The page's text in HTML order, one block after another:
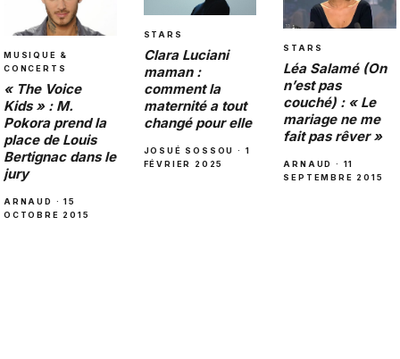
MUSIQUE &
CONCERTS
« The Voice
Kids » : M.
Pokora prend la
place de Louis
Bertignac dans le
jury
ARNAUD · 15
OCTOBRE 2015
STARS
Clara Luciani
maman :
comment la
maternité a tout
changé pour elle
JOSUÉ SOSSOU · 1
FÉVRIER 2025
STARS
Léa Salamé (On
n’est pas
couché) : « Le
mariage ne me
fait pas rêver »
ARNAUD · 11
SEPTEMBRE 2015